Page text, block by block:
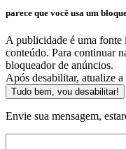
parece que você usa um
A publicidade é uma fonte
conteúdo. Para continuar
bloqueador de anúncios.
Após desabilitar, atualize
Tudo bem, vou desabilitar!
Envie sua mensagem,